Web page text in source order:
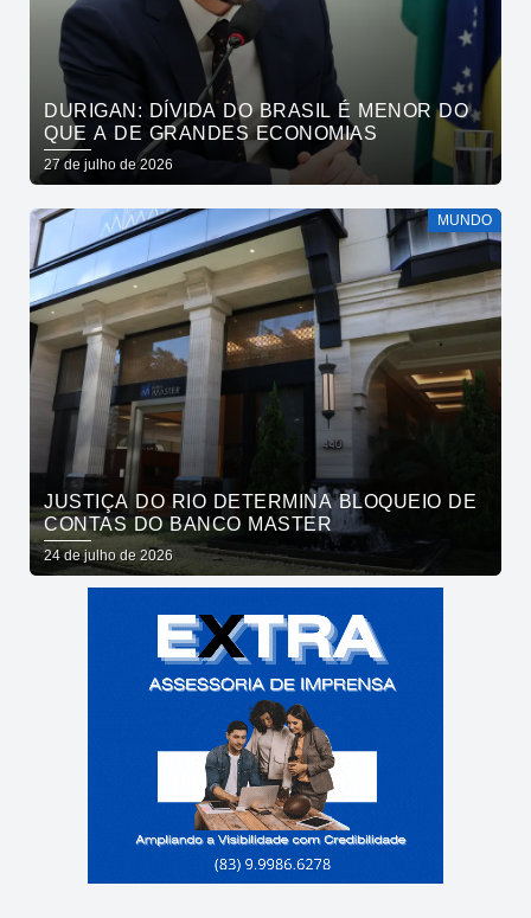
DURIGAN: DÍVIDA DO BRASIL É MENOR DO
QUE A DE GRANDES ECONOMIAS
27 de julho de 2026
MUNDO
JUSTIÇA DO RIO DETERMINA BLOQUEIO DE
CONTAS DO BANCO MASTER
24 de julho de 2026